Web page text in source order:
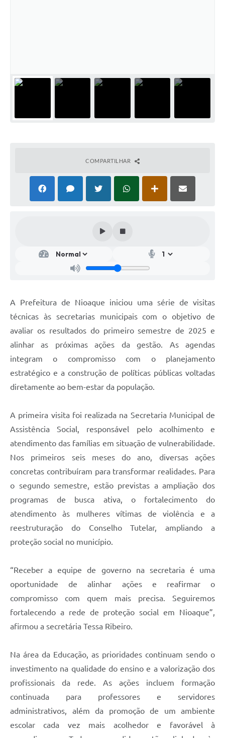
COMPARTILHAR
A Prefeitura de Nioaque iniciou uma série de visitas
técnicas às secretarias municipais com o objetivo de
avaliar os resultados do primeiro semestre de 2025 e
alinhar as próximas ações da gestão. As agendas
integram o compromisso com o planejamento
estratégico e a construção de políticas públicas voltadas
diretamente ao bem-estar da população.
A primeira visita foi realizada na Secretaria Municipal de
Assistência Social, responsável pelo acolhimento e
atendimento das famílias em situação de vulnerabilidade.
Nos primeiros seis meses do ano, diversas ações
concretas contribuíram para transformar realidades. Para
o segundo semestre, estão previstas a ampliação dos
programas de busca ativa, o fortalecimento do
atendimento às mulheres vítimas de violência e a
reestruturação do Conselho Tutelar, ampliando a
proteção social no município.
“Receber a equipe de governo na secretaria é uma
oportunidade de alinhar ações e reafirmar o
compromisso com quem mais precisa. Seguiremos
fortalecendo a rede de proteção social em Nioaque”,
afirmou a secretária Tessa Ribeiro.
Na área da Educação, as prioridades continuam sendo o
investimento na qualidade do ensino e a valorização dos
profissionais da rede. As ações incluem formação
continuada para professores e servidores
administrativos, além da promoção de um ambiente
escolar cada vez mais acolhedor e favorável à